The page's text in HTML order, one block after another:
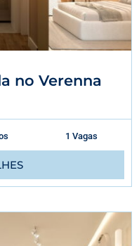
no Verenna
1 Vagas